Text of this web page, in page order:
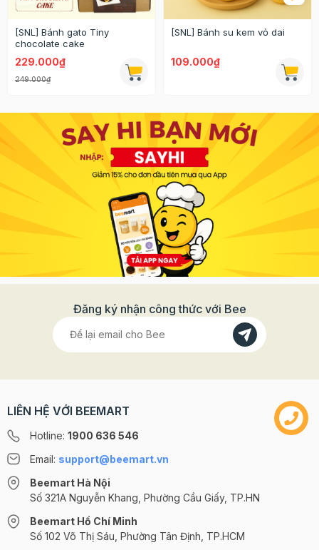
[SNL] Bánh gato Tiny
chocolate cake
229.000₫
249.000₫
[SNL] Bánh su kem vỏ dai
109.000₫
Đăng ký nhận công thức với Bee
LIÊN HỆ VỚI BEEMART
Hotline: 1900 636 546
Email: support@beemart.vn
Beemart Hà Nội
Số 321A Nguyễn Khang, Phường Cầu Giấy, TP.HN
Beemart Hồ Chí Minh
Số 102 Võ Thị Sáu, Phường Tân Định, TP.HCM